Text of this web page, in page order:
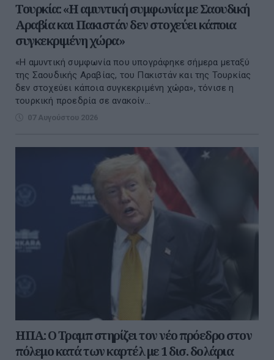
Τουρκία: «Η αμυντική συμφωνία με Σαουδική
Αραβία και Πακιστάν δεν στοχεύει κάποια
συγκεκριμένη χώρα»
«Η αμυντική συμφωνία που υπογράφηκε σήμερα μεταξύ
της Σαουδικής Αραβίας, του Πακιστάν και της Τουρκίας
δεν στοχεύει κάποια συγκεκριμένη χώρα», τόνισε η
τουρκική προεδρία σε ανακοίν...
07 Αυγούστου 2026
ΗΠΑ: Ο Τραμπ στηρίζει τον νέο πρόεδρο στον
πόλεμο κατά των καρτέλ με 1 δισ. δολάρια